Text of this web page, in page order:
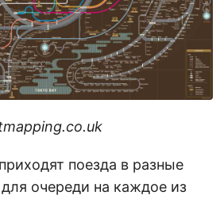
поезда в разные
очереди на каждое из